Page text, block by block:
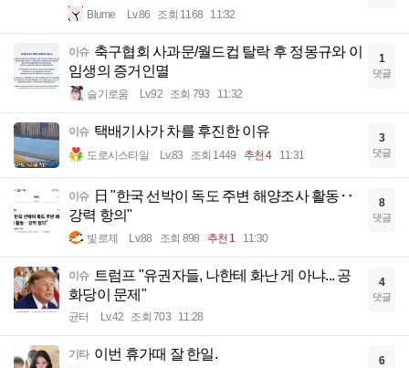
Blume Lv.86 조회 1168 11:32
이슈 축구협회 사과문/월드컵 탈락 후 정몽규와 이
임생의 증거인멸
슬기로움 Lv.92 조회 793 11:32
1
댓글
이슈 택배기사가 차를 후진한 이유
도로시스타일 Lv.83 조회 1449 추천 4 11:31
3
댓글
이슈
日 "한국 선박이 독도 주변 해양조사 활동‥
강력 항의"
빛로제 Lv.88 조회 898 추천 1 11:30
8
댓글
이슈
트럼프 "유권자들, 나한테 화난 게 아냐... 공
화당이 문제"
균터 Lv.42 조회 703 11:28
4
댓글
기타 이번 휴가때 잘 한일. 6